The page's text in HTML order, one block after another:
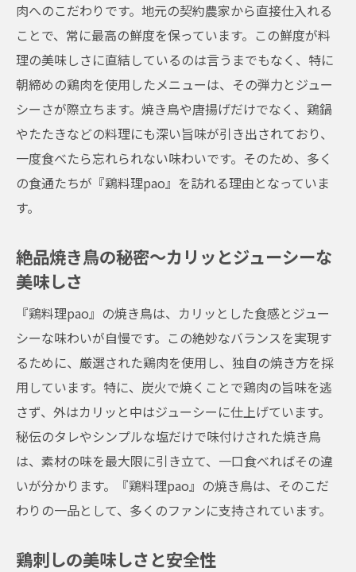
福島駅から徒歩圏内！アクセス抜群の『鶏
料理pao』
定番メニューから選べる多彩な鶏料理
お酒との相性抜群！『鶏料理pao』のおすす
めドリンク
予約必須の限定メニューとは？
の秘密
『鶏料理pao』が愛される理由
職人技が光る！厳選された素材と調理法
リピーター続出！一度食べたら忘れられな
い味
予約のコツとタイミング～混雑時期を避け
る方法
口コミで広がる『鶏料理pao』の人気
地元の人々からも愛される居心地の良さ
アットホームな雰囲気が魅力の福島駅の人気店
家族連れにもおすすめ！居心地の良い空間
肉へのこだわりです。地元の契約農家から直接仕入れる
ことで、常に最高の鮮度を保っています。この鮮度が料
理の美味しさに直結しているのは言うまでもなく、特に
朝締めの鶏肉を使用したメニューは、その弾力とジュー
シーさが際立ちます。焼き鳥や唐揚げだけでなく、鶏鍋
やたたきなどの料理にも深い旨味が引き出されており、
一度食べたら忘れられない味わいです。そのため、多く
の食通たちが『鶏料理pao』を訪れる理由となっていま
す。
絶品焼き鳥の秘密～カリッとジューシーな
美味しさ
『鶏料理pao』の焼き鳥は、カリッとした食感とジュー
シーな味わいが自慢です。この絶妙なバランスを実現す
るために、厳選された鶏肉を使用し、独自の焼き方を採
用しています。特に、炭火で焼くことで鶏肉の旨味を逃
さず、外はカリッと中はジューシーに仕上げています。
秘伝のタレやシンプルな塩だけで味付けされた焼き鳥
は、素材の味を最大限に引き立て、一口食べればその違
いが分かります。『鶏料理pao』の焼き鳥は、そのこだ
わりの一品として、多くのファンに支持されています。
鶏刺しの美味しさと安全性